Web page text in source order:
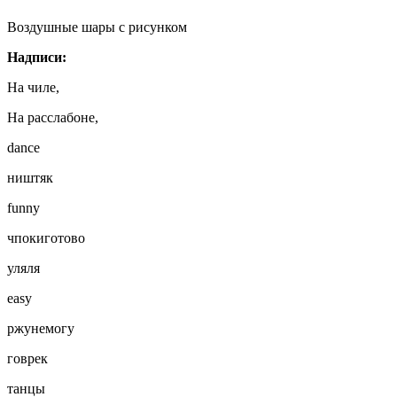
Воздушные шары с рисунком
Надписи:
На чиле,
На расслабоне,
dance
ништяк
funny
чпокиготово
уляля
easy
ржунемогу
говрек
танцы